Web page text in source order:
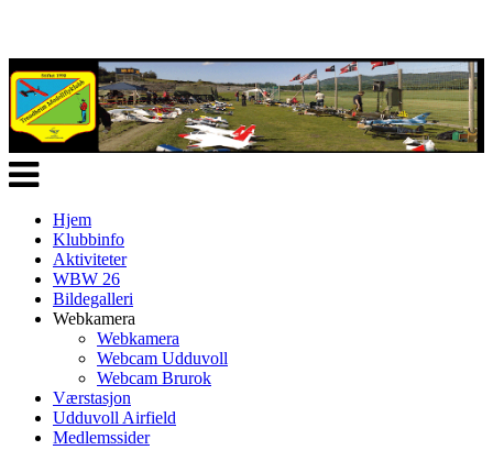
Veksle
navigasjon
Hjem
Klubbinfo
Aktiviteter
WBW 26
Bildegalleri
Webkamera
Webkamera
Webcam Udduvoll
Webcam Brurok
Værstasjon
Udduvoll Airfield
Medlemssider